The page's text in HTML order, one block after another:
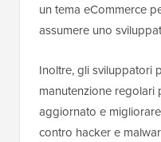
un tema eCommerce
assumere uno
Inoltre, gli sviluppatori
manutenzione regolari
aggiornato e
contro hacker e